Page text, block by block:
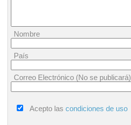
Nombre
País
Correo Electrónico (No se publicará)
Acepto las condiciones de uso